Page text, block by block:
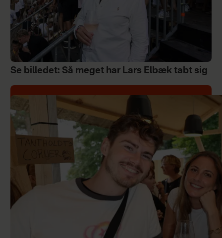
Se billedet: Så meget har Lars Elbæk tabt sig